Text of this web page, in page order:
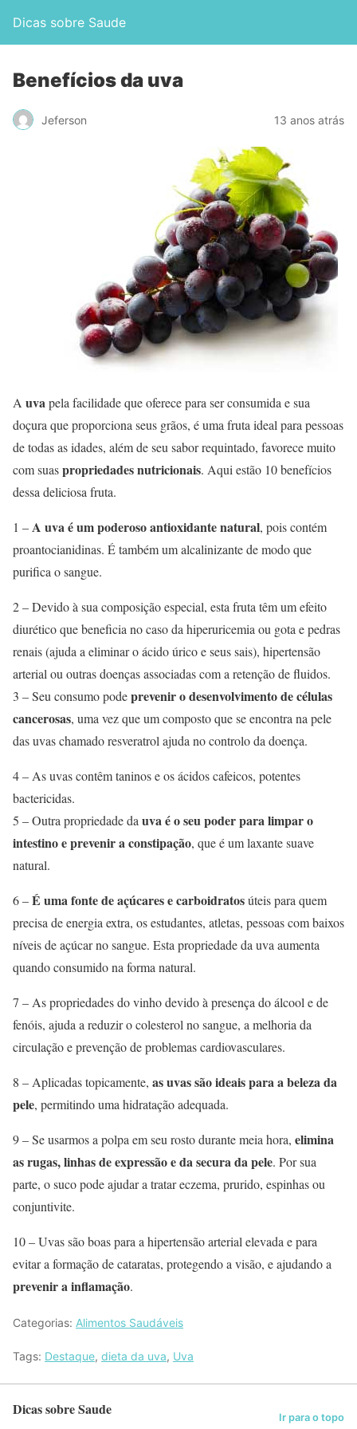
Dicas sobre Saude
Benefícios da uva
Jeferson 13 anos atrás
A uvapela facilidade que oferece para ser consumida e sua
doçura que proporciona seus grãos, é uma fruta ideal para pessoas
de todas as idades, além de seu sabor requintado, favorece muito
com suaspropriedades nutricionais. Aqui estão 10 benefícios
dessa deliciosa fruta.
1 –A uva é um poderoso antioxidante natural, pois contém
proantocianidinas. É também um alcalinizante de modo que
purifica o sangue.
2 – Devido à sua composição especial, esta fruta têm um efeito
diurético que beneficia no caso da hiperuricemia ou gota e pedras
renais (ajuda a eliminar o ácido úrico e seus sais), hipertensão
arterial ou outras doenças associadas com a retenção de fluidos.
3 – Seu consumo podeprevenir o desenvolvimento de células
cancerosas, uma vez que um composto que se encontra na pele
das uvas chamado resveratrol ajuda no controlo da doença.
4 – As uvas contêm taninos e os ácidos cafeicos, potentes
bactericidas.
5 – Outra propriedade da uva é o seu poder para limpar o
intestino e prevenir a constipação, que é um laxante suave
natural.
6 –É uma fonte de açúcares e carboidratosúteis para quem
precisa de energia extra, os estudantes, atletas, pessoas com baixos
níveis de açúcar no sangue. Esta propriedade da uva aumenta
quando consumido na forma natural.
7 – As propriedades do vinho devido à presença do álcool e de
fenóis, ajuda a reduzir o colesterol no sangue, a melhoria da
circulação e prevenção de problemas cardiovasculares.
8 – Aplicadas topicamente, as uvas são ideais para a beleza da
pele, permitindo uma hidratação adequada.
9 – Se usarmos a polpa em seu rosto durante meia hora, elimina
as rugas, linhas de expressão e da secura da pele. Por sua
parte, o suco pode ajudar a tratar eczema, prurido, espinhas ou
conjuntivite.
10 – Uvas são boas para a hipertensão arterial elevada e para
evitar a formação de cataratas, protegendo a visão, e ajudando a
prevenir a inflamação.
Categorias: Alimentos Saudáveis
Tags: Destaque, dieta da uva, Uva
Dicas sobre Saude Ir para o topo